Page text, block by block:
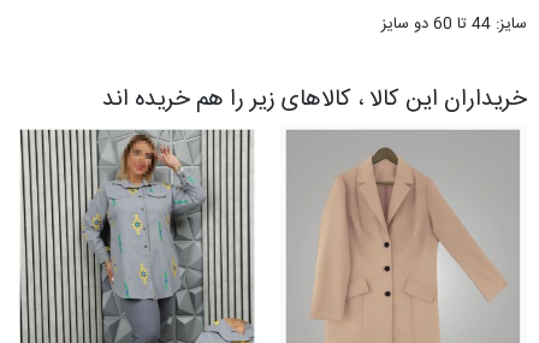
سایز: 44 تا 60 دو سایز
خریداران این کالا ، کالاهای زیر را هم خریده اند